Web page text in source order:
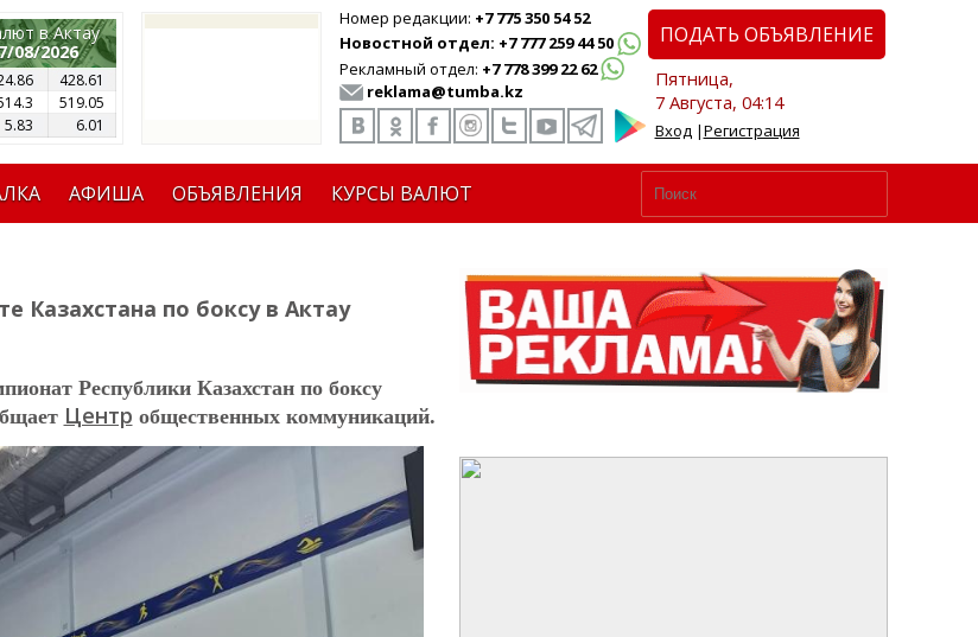
в Актау
08/2026
428.61
519.05
5.83
6.01
Номер редакции: +7 775 350 54 52
Новостной отдел: +7 777 259 44 50
Рекламный отдел: +7 778 399 22 62
reklama@tumba.kz
ПОДАТЬ ОБЪЯВЛЕНИЕ
Пятница,
7 Августа, 04:14
Вход|Регистрация
АФИША ОБЪЯВЛЕНИЯ КУРСЫ ВАЛЮТ
Казахстана по боксу в Актау
Республики Казахстан по боксу
Центр общественных коммуникаций.